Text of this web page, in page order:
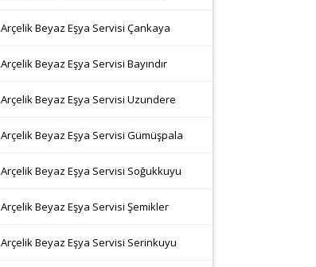
Arçelik Beyaz Eşya Servisi Çankaya
Arçelik Beyaz Eşya Servisi Bayındır
Arçelik Beyaz Eşya Servisi Uzundere
Arçelik Beyaz Eşya Servisi Gümüşpala
Arçelik Beyaz Eşya Servisi Soğukkuyu
Arçelik Beyaz Eşya Servisi Şemikler
Arçelik Beyaz Eşya Servisi Serinkuyu